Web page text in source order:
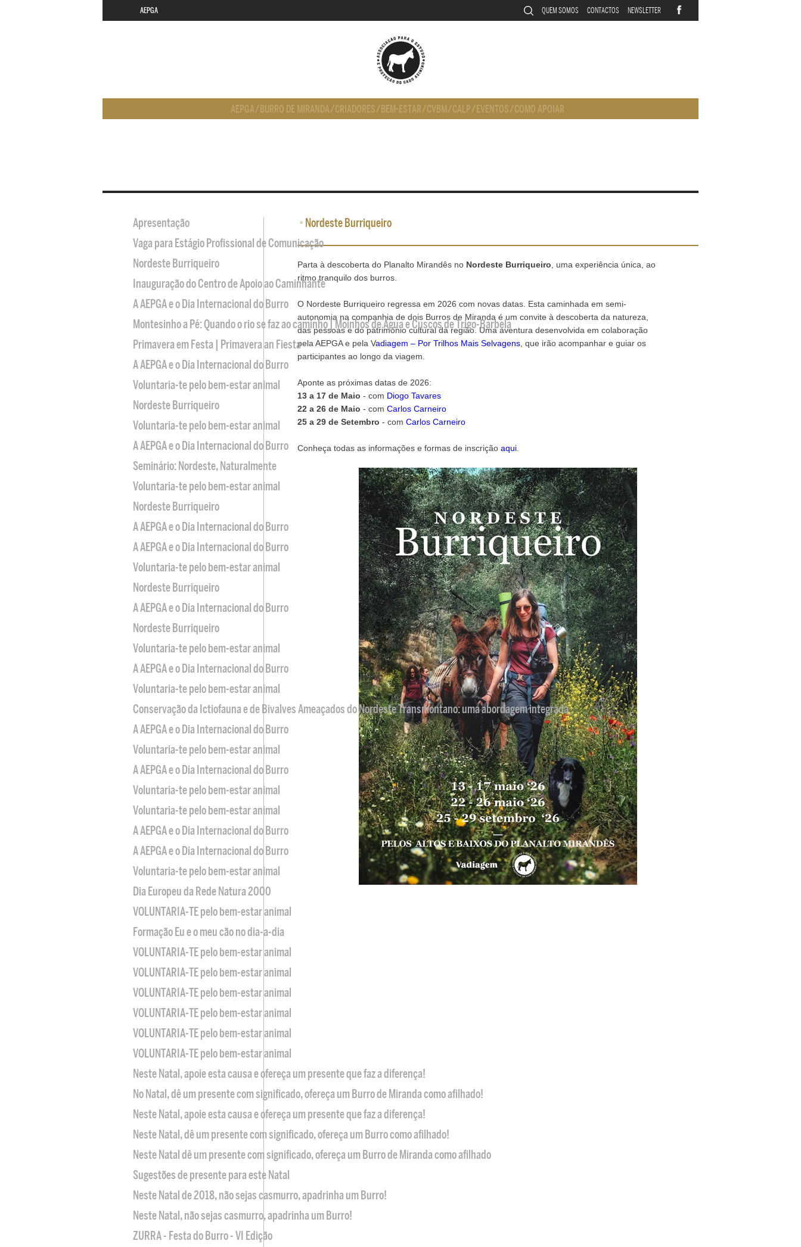
AEPGA QUEM SOMOS CONTACTOS NEWSLETTER
AEPGA/ BURRO DE MIRANDA/CRIADORES/ BEM-ESTAR/CVBM/CALP/ EVENTOS/COMO APOIAR
• Nordeste Burriqueiro
Parta à descoberta do Planalto Mirandês no Nordeste Burriqueiro , uma experiência única, ao
ritmo tranquilo dos burros.
O Nordeste Burriqueiro regressa em 2026 com novas datas. Esta caminhada em semi-
autonomia na companhia de dois Burros de Miranda é um convite à descoberta da natureza,
das pessoas e do património cultural da região. Uma aventura desenvolvida em colaboração
pela AEPGA e pela Vadiagem – Por Trilhos Mais Selvagens , que irão acompanhar e guiar os
participantes ao longo da viagem.
Aponte as próximas datas de 2026:
13 a 17 de Maio - com Diogo Tavares
22 a 26 de Maio - com Carlos Carneiro
25 a 29 de Setembro - com Carlos Carneiro
Conheça todas as informações e formas de inscrição aqui
Apresentação
Vaga para Estágio Profissional de Comunicação
Nordeste Burriqueiro
Inauguração do Centro de Apoio ao Caminhante
A AEPGA e o Dia Internacional do Burro
Montesinho a Pé: Quando o rio se faz ao caminho | Moinhos de Água e Cuscos de Trigo-Barbela
Primavera em Festa | Primavera an Fiesta
A AEPGA e o Dia Internacional do Burro
Voluntaria-te pelo bem-estar animal
Nordeste Burriqueiro
Voluntaria-te pelo bem-estar animal
A AEPGA e o Dia Internacional do Burro
Seminário: Nordeste, Naturalmente
Voluntaria-te pelo bem-estar animal
Nordeste Burriqueiro
A AEPGA e o Dia Internacional do Burro
A AEPGA e o Dia Internacional do Burro
Voluntaria-te pelo bem-estar animal
Nordeste Burriqueiro
A AEPGA e o Dia Internacional do Burro
Nordeste Burriqueiro
Voluntaria-te pelo bem-estar animal
A AEPGA e o Dia Internacional do Burro
Voluntaria-te pelo bem-estar animal
Conservação da Ictiofauna e de Bivalves Ameaçados do Nordeste Transmontano: uma abordagem integrada
A AEPGA e o Dia Internacional do Burro
Voluntaria-te pelo bem-estar animal
A AEPGA e o Dia Internacional do Burro
Voluntaria-te pelo bem-estar animal
Voluntaria-te pelo bem-estar animal
A AEPGA e o Dia Internacional do Burro
A AEPGA e o Dia Internacional do Burro
Voluntaria-te pelo bem-estar animal
Dia Europeu da Rede Natura 2000
VOLUNTARIA-TE pelo bem-estar animal
Formação Eu e o meu cão no dia-a-dia
VOLUNTARIA-TE pelo bem-estar animal
VOLUNTARIA-TE pelo bem-estar animal
VOLUNTARIA-TE pelo bem-estar animal
VOLUNTARIA-TE pelo bem-estar animal
VOLUNTARIA-TE pelo bem-estar animal
VOLUNTARIA-TE pelo bem-estar animal
Neste Natal, apoie esta causa e ofereça um presente que faz a diferença!
No Natal, dê um presente com significado, ofereça um Burro de Miranda como afilhado!
Neste Natal, apoie esta causa e ofereça um presente que faz a diferença!
Neste Natal, dê um presente com significado, ofereça um Burro como afilhado!
Neste Natal dê um presente com significado, ofereça um Burro de Miranda como afilhado
Sugestões de presente para este Natal
Neste Natal de 2018, não sejas casmurro, apadrinha um Burro!
Neste Natal, não sejas casmurro, apadrinha um Burro!
ZURRA - Festa do Burro - VI Edição